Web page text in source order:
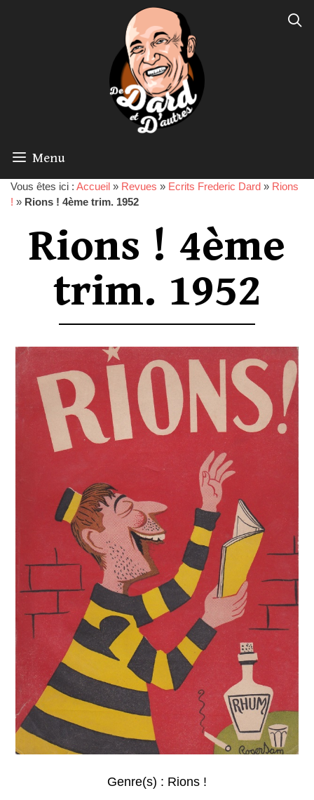
Menu
Vous êtes ici : Accueil » Revues » Ecrits Frederic Dard » Rions
! » Rions ! 4ème trim. 1952
Rions ! 4ème
trim. 1952
Genre(s) : Rions !